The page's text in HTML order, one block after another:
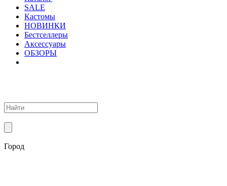
SALE
Кастомы
НОВИНКИ
Бестселлеры
Аксессуары
ОБЗОРЫ
Город